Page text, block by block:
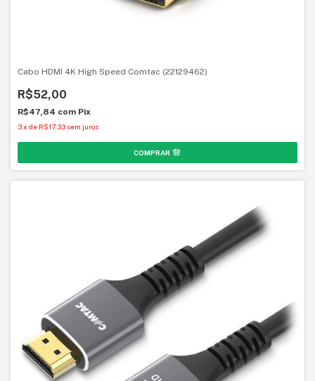
Cabo HDMI 4K High Speed Comtac (22129462)
R$52,00
R$47,84 com Pix
3x de R$17,33 sem juros